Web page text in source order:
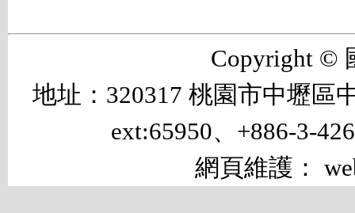
Copyright ©
地址：320317 桃園市中壢區
ext:65950、+886-3-
網頁維護：